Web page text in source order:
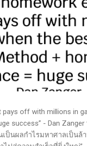
off with millions in
success” - Dan
นผลกำไรมหาศาลเป็นล้